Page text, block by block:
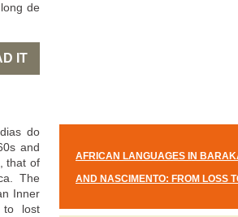
de
IT
do
and
that of
The
Inner
to lost
AFRICAN LANGUAGES IN
AND NASCIMENTO: FROM LOSS